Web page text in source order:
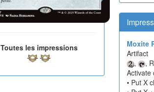
Toutes les impressions
Moxite
Artifact
,
,
Activate
• Put X